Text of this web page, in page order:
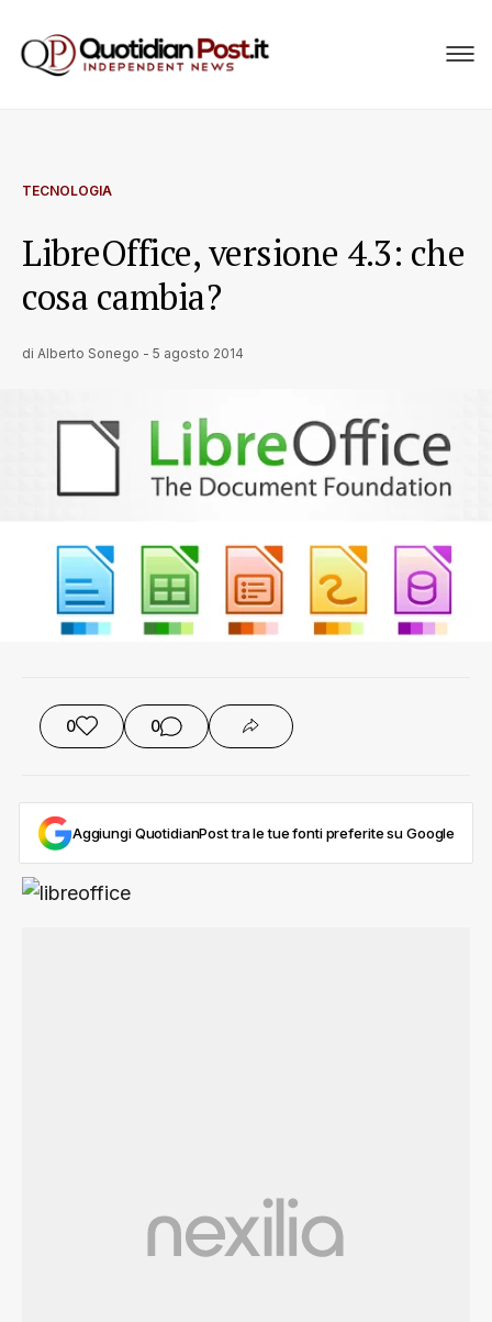
TECNOLOGIA
LibreOffice, versione 4.3: che
cosa cambia?
di Alberto Sonego - 5 agosto 2014
0 0
Aggiungi QuotidianPost tra le tue fonti preferite su Google